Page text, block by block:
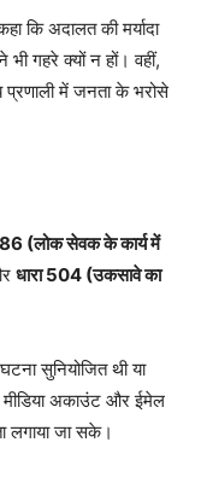
कि अदालत की मर्यादा
भी गहरे क्यों न हों। वहीं,
प्रणाली में जनता के भरोसे
(लोक सेवक के कार्य में
धारा 504 (उकसावे का
सुनियोजित थी या
अकाउंट और ईमेल
लगाया जा सके।